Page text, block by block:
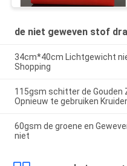
de niet geweven stof
34cm*40cm Lichtgewicht
Shopping
115gsm schitter de Gouden
Opnieuw te gebruiken
60gsm de groene en
niet